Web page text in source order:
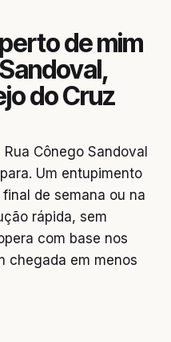
de mim
do Cruz
Cônego Sandoval
Um entupimento
de semana ou na
rápida, sem
com base nos
chegada em menos